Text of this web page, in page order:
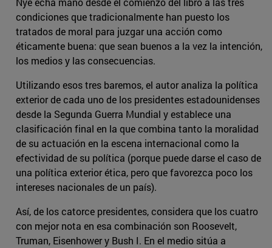
condiciones que tradicionalmente han puesto los
tratados de moral para juzgar una acción como
éticamente buena: que sean buenos a la vez la intención,
los medios y las consecuencias.
Utilizando esos tres baremos, el autor analiza la política
exterior de cada uno de los presidentes estadounidenses
desde la Segunda Guerra Mundial y establece una
clasificación final en la que combina tanto la moralidad
de su actuación en la escena internacional como la
efectividad de su política (porque puede darse el caso de
una política exterior ética, pero que favorezca poco los
intereses nacionales de un país).
Así, de los catorce presidentes, considera que los cuatro
con mejor nota en esa combinación son Roosevelt,
Truman, Eisenhower y Bush I. En el medio sitúa a